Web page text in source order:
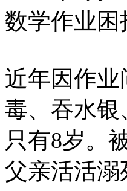
数学作业
近年因作
毒、吞水
只有8岁。
父亲活活